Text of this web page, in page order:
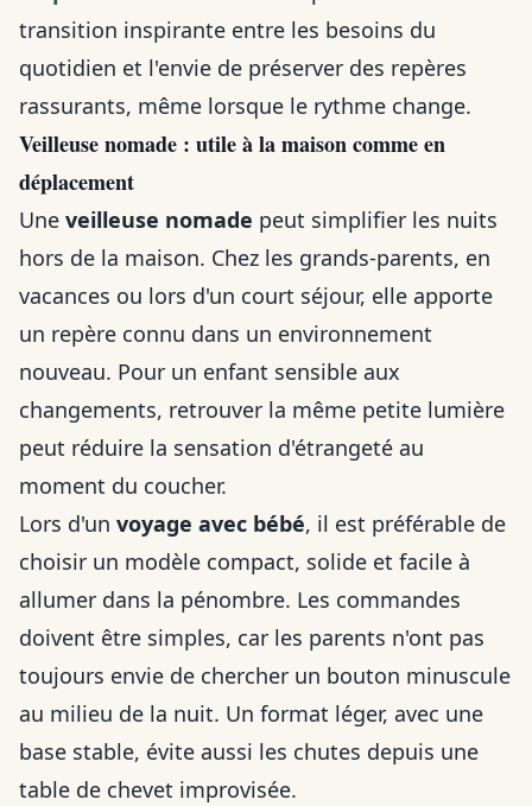
transition inspirante entre les besoins du
quotidien et l'envie de préserver des repères
rassurants, même lorsque le rythme change.
Veilleuse nomade : utile à la maison comme en
déplacement
Une veilleuse nomade peut simplifier les nuits
hors de la maison. Chez les grands-parents, en
vacances ou lors d'un court séjour, elle apporte
un repère connu dans un environnement
nouveau. Pour un enfant sensible aux
changements, retrouver la même petite lumière
peut réduire la sensation d'étrangeté au
moment du coucher.
Lors d'un voyage avec bébé, il est préférable de
choisir un modèle compact, solide et facile à
allumer dans la pénombre. Les commandes
doivent être simples, car les parents n'ont pas
toujours envie de chercher un bouton minuscule
au milieu de la nuit. Un format léger, avec une
base stable, évite aussi les chutes depuis une
table de chevet improvisée.